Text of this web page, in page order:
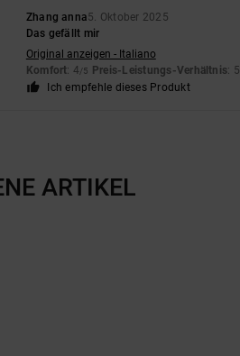
Zhang anna5. Oktober 2025
Das gefällt mir
Original anzeigen - Italiano
Komfort: 4/5 Preis-Leistungs-Verhältnis: 5
Ich empfehle dieses Produkt
ARTIKEL